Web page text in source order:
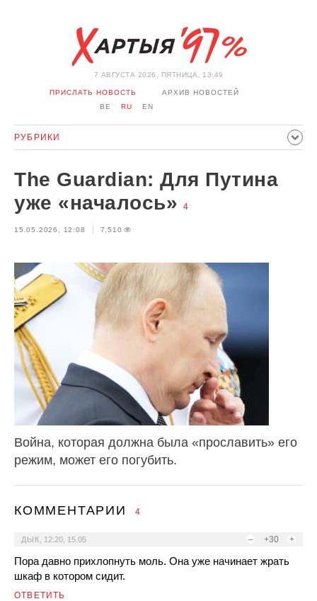
7 АВГУСТА 2026, ПЯТНИЦА, 13:49
ПРИСЛАТЬ НОВОСТЬ
АРХИВ НОВОСТЕЙ
BE
RU EN
РУБРИКИ
ПРОИСШЕСТВИЯ СПОРТ КУЛЬТУРА ИСТОРИЯ
МНЕНИЕ ИНТЕРВЬЮ ТЕХНОЛОГИИ
АВТО ОТДЫХ ОБХОД БЛОКИРОВКИ И СОЛИДАРНОСТЬ
The Guardian: Для Путина
уже «началось»
4
15.05.2026, 12:08 7,510
Война, которая должна была «прославить» его
режим, может его погубить.
КОММЕНТАРИИ 4
– +30 +
ДЫК 12:20, 15.05
Пора давно прихлопнуть моль. Она уже начинает жрать
шкаф в котором сидит.
ОТВЕТИТЬ